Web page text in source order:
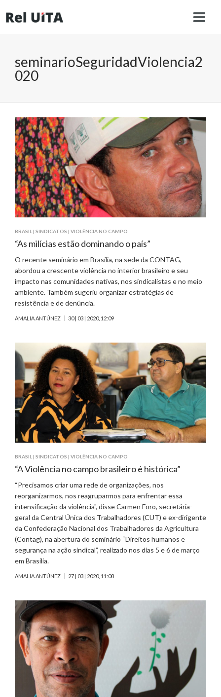
seminarioSeguridadViolencia2
020
BRASIL | SINDICATOS | VIOLÊNCIA NO CAMPO
“As milícias estão dominando o país”
O recente seminário em Brasília, na sede da CONTAG,
abordou a crescente violência no interior brasileiro e seu
impacto nas comunidades nativas, nos sindicalistas e no meio
ambiente. Também sugeriu organizar estratégias de
resistência e de denúncia.
AMALIA ANTÚNEZ 30 | 03 | 2020, 12:09
BRASIL| SINDICATOS | VIOLÊNCIA NO CAMPO
“A Violência no campo brasileiro é histórica”
“Precisamos criar uma rede de organizações, nos
reorganizarmos, nos reagruparmos para enfrentar essa
intensificação da violência", disse Carmen Foro, secretária-
geral da Central Única dos Trabalhadores (CUT) e ex-dirigente
da Confederação Nacional dos Trabalhadores da Agricultura
(Contag), na abertura do seminário “Direitos humanos e
segurança na ação sindical”, realizado nos dias 5 e 6 de março
em Brasília.
AMALIA ANTÚNEZ 27 | 03 | 2020, 11:08